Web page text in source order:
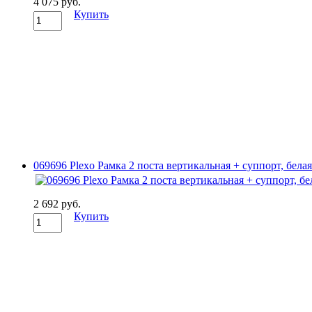
Купить
069696 Plexo Рамка 2 поста вертикальная + суппорт,
2 692 руб.
Купить